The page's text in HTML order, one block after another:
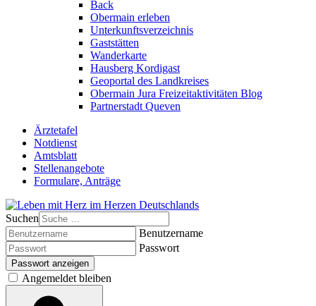
Back
Obermain erleben
Unterkunftsverzeichnis
Gaststätten
Wanderkarte
Hausberg Kordigast
Geoportal des Landkreises
Obermain Jura Freizeitaktivitäten Blog
Partnerstadt Queven
Ärztetafel
Notdienst
Amtsblatt
Stellenangebote
Formulare, Anträge
Suchen
Benutzername
Passwort
Passwort anzeigen
Angemeldet bleiben